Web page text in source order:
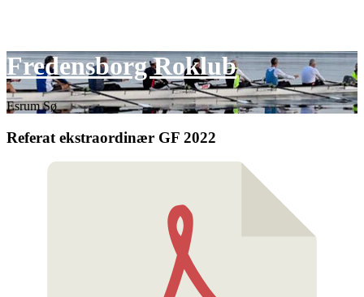
Skip
to
content
Fredensborg Roklub
Esrum Sø
Referat ekstraordinær GF 2022